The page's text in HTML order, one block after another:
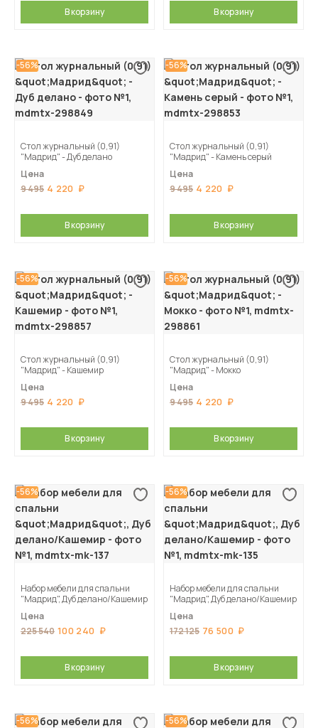
В корзину В корзину
-56%
Стол журнальный (0,91)
"Мадрид" - Дуб делано
Цена
9 495 4 220
В корзину
-56%
Стол журнальный (0,91)
"Мадрид" - Камень серый
Цена
9 495 4 220
В корзину
-56%
Стол журнальный (0,91)
"Мадрид" - Кашемир
Цена
9 495 4 220
В корзину
-56%
Стол журнальный (0,91)
"Мадрид" - Мокко
Цена
9 495 4 220
В корзину
-56%
Набор мебели для спальни
"Мадрид", Дуб делано/Кашемир
Цена
225 540 100 240
В корзину
-56%
Набор мебели для спальни
"Мадрид", Дуб делано/Кашемир
Цена
172 125 76 500
В корзину
-56% -56%